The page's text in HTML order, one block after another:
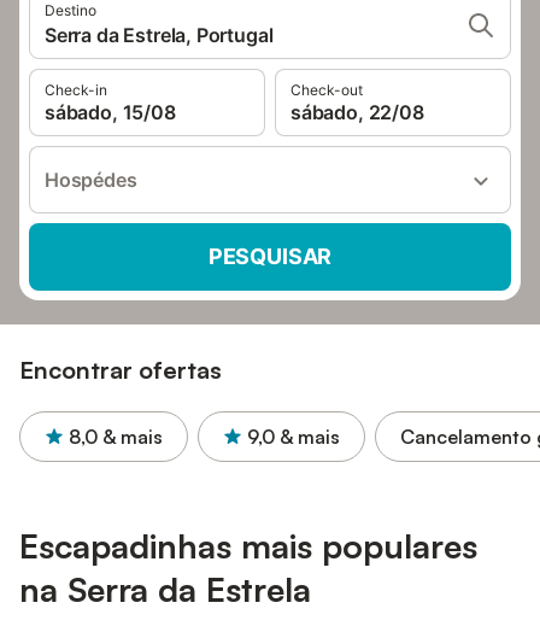
Destino
Serra da Estrela, Portugal
Check-in
sábado, 15/08
Check-out
sábado, 22/08
Hospédes
PESQUISAR
Encontrar ofertas
8,0 & mais 9,0 & mais Cancelamento
Escapadinhas mais populares
na Serra da Estrela